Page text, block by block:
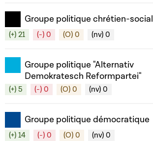
Groupe politique chrétien-social
(+) 21 (-) 0 (O) 0 (nv) 0
Groupe politique "Alternativ
Demokratesch Reformpartei"
(+) 5 (-) 0 (O) 0 (nv) 0
Groupe politique démocratique
(+) 14 (-) 0 (O) 0 (nv) 0